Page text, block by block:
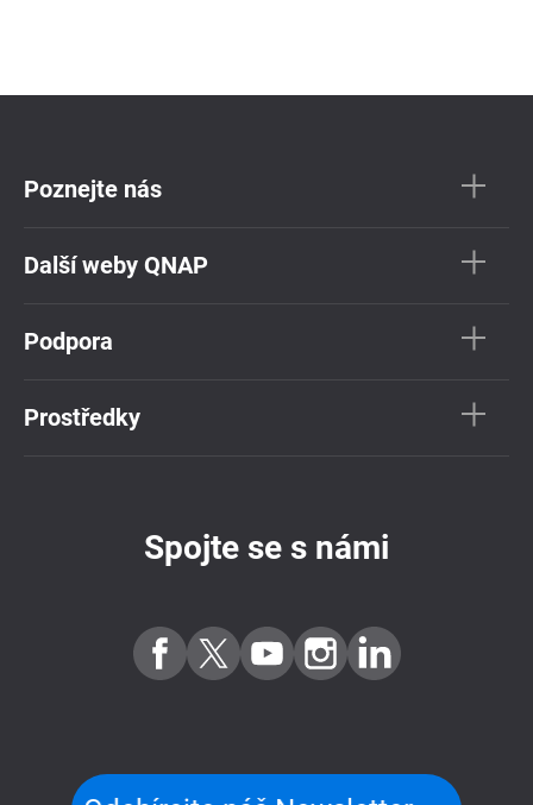
Poznejte nás
Další weby QNAP
Podpora
Prostředky
Spojte se s námi